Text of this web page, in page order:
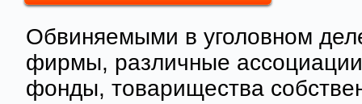
Обвиняемыми в уголовном
фирмы, различные
фонды, товарищества